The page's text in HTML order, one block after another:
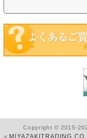
Copyright © 2015-
＜MIYAZAKITRADING